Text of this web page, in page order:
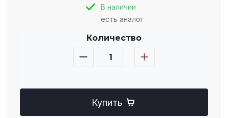
В наличии
есть аналог
Количество
Купить